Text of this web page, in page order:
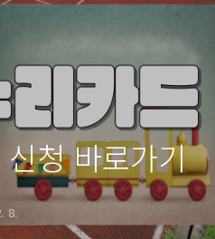
청 바로가기
8.